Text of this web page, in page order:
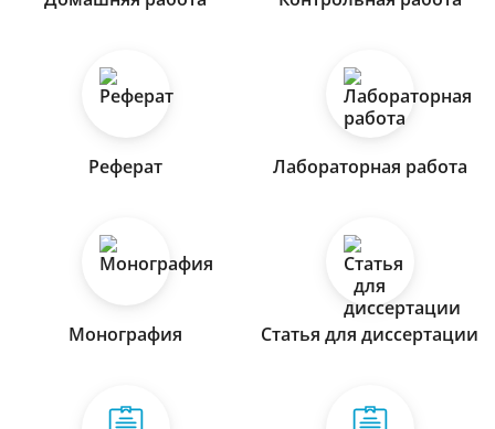
Реферат Лабораторная работа
Монография Статья для диссертации